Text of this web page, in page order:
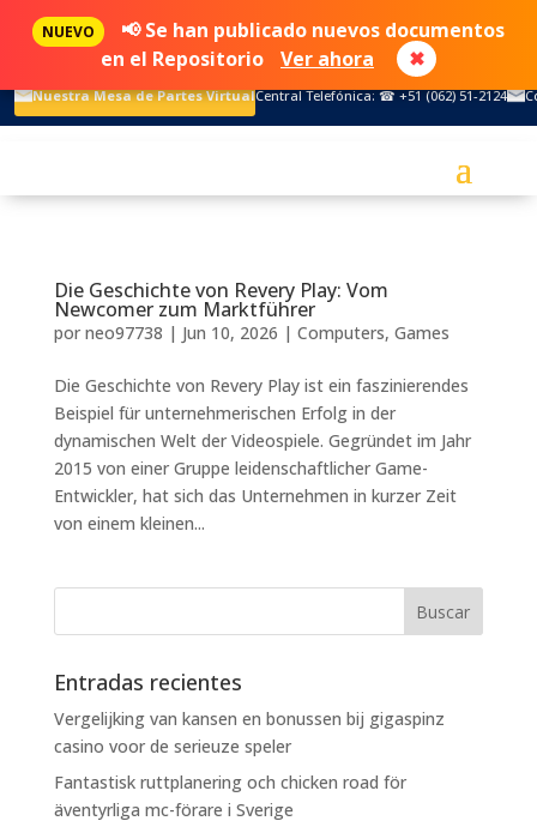
Nuestra Mesa de Partes VirtualCentral Telefónica: ☎ +51 (062) 51-2124
Die Geschichte von Revery Play: Vom
Newcomer zum Marktführer
por neo97738 | Jun 10, 2026 | Computers, Games
Die Geschichte von Revery Play ist ein faszinierendes
Beispiel für unternehmerischen Erfolg in der
dynamischen Welt der Videospiele. Gegründet im Jahr
2015 von einer Gruppe leidenschaftlicher Game-
Entwickler, hat sich das Unternehmen in kurzer Zeit
von einem kleinen...
Entradas recientes
Vergelijking van kansen en bonussen bij gigaspinz
casino voor de serieuze speler
Fantastisk ruttplanering och chicken road för
äventyrliga mc-förare i Sverige
NUEVO
📢 Se han publicado nuevos documentos
en el Repositorio
Ver ahora ✖